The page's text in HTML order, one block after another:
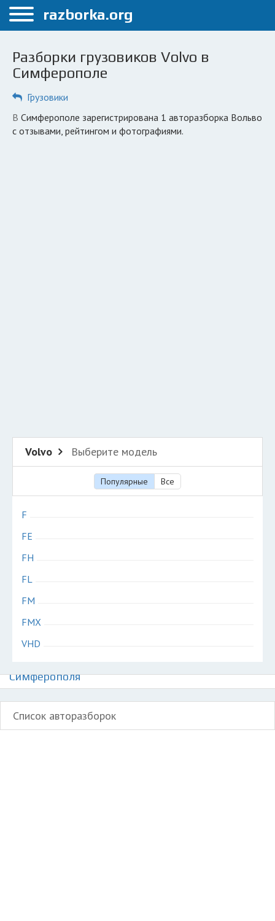
Меню
Симферополь
Каталог разборок
Вопрос автоюристу
Разборки грузовиков Volvo в
Симферополе
Грузовики
в Симферополе зарегистрирована 1 авторазборка Вольво
с отзывами, рейтингом и фотографиями.
Volvo Выберите модель
Популярные Все
F
FE
FH
FL
FM
FMX
VHD
Симферополя
Список авторазборок
razborka.org